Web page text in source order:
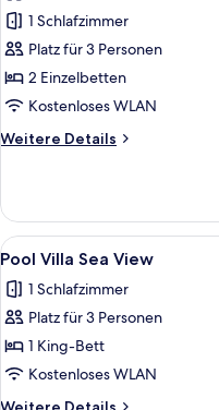
Suite
Beachfront
Twin
Room
1 Schlafzimmer
Platz für 3 Personen
2 Einzelbetten
Kostenloses WLAN
Weitere Details
Weitere
Suite
Beachfront
Twin
Alle
Fotos
für
Pool
Villa
Sea
View
8
Pool Villa Sea View
1 Schlafzimmer
Platz für 3 Personen
1 King-Bett
Kostenloses WLAN
Weitere